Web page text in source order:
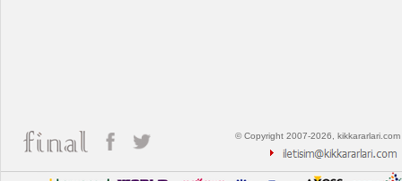
© Copyright 2007-2026,